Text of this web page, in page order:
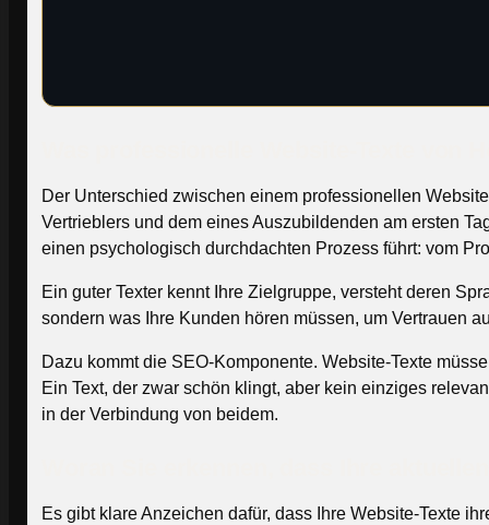
Der Unterschied zwischen einem professionellen
Vertrieblers und dem eines Auszubildenden am ersten
einen psychologisch durchdachten Prozess führt: vom
Ein guter Texter kennt Ihre Zielgruppe, versteht deren
sondern was Ihre Kunden hören müssen, um Vertrauen
Dazu kommt die SEO-Komponente. Website-Texte
Ein Text, der zwar schön klingt, aber kein einziges
in der Verbindung von beidem.
Es gibt klare Anzeichen dafür, dass Ihre Website-Texte